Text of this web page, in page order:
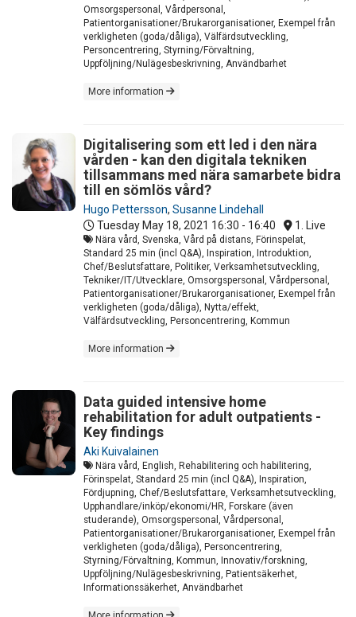
Omsorgspersonal, Vårdpersonal,
Patientorganisationer/Brukarorganisationer, Exempel från
verkligheten (goda/dåliga), Välfärdsutveckling,
Personcentrering, Styrning/Förvaltning,
Uppföljning/Nulägesbeskrivning, Användbarhet
More information
Digitalisering som ett led i den nära
vården - kan den digitala tekniken
tillsammans med nära samarbete bidra
till en sömlös vård?
Hugo Pettersson, Susanne Lindehall
Tuesday May 18, 2021 16:30 - 16:40 1. Live
Nära vård, Svenska, Vård på distans, Förinspelat,
Standard 25 min (incl Q&A), Inspiration, Introduktion,
Chef/Beslutsfattare, Politiker, Verksamhetsutveckling,
Tekniker/IT/Utvecklare, Omsorgspersonal, Vårdpersonal,
Patientorganisationer/Brukarorganisationer, Exempel från
verkligheten (goda/dåliga), Nytta/effekt,
Välfärdsutveckling, Personcentrering, Kommun
More information
Data guided intensive home
rehabilitation for adult outpatients -
Key findings
Aki Kuivalainen
Nära vård, English, Rehabilitering och habilitering,
Förinspelat, Standard 25 min (incl Q&A), Inspiration,
Fördjupning, Chef/Beslutsfattare, Verksamhetsutveckling,
Upphandlare/inköp/ekonomi/HR, Forskare (även
studerande), Omsorgspersonal, Vårdpersonal,
Patientorganisationer/Brukarorganisationer, Exempel från
verkligheten (goda/dåliga), Personcentrering,
Styrning/Förvaltning, Kommun, Innovativ/forskning,
Uppföljning/Nulägesbeskrivning, Patientsäkerhet,
Informationssäkerhet, Användbarhet